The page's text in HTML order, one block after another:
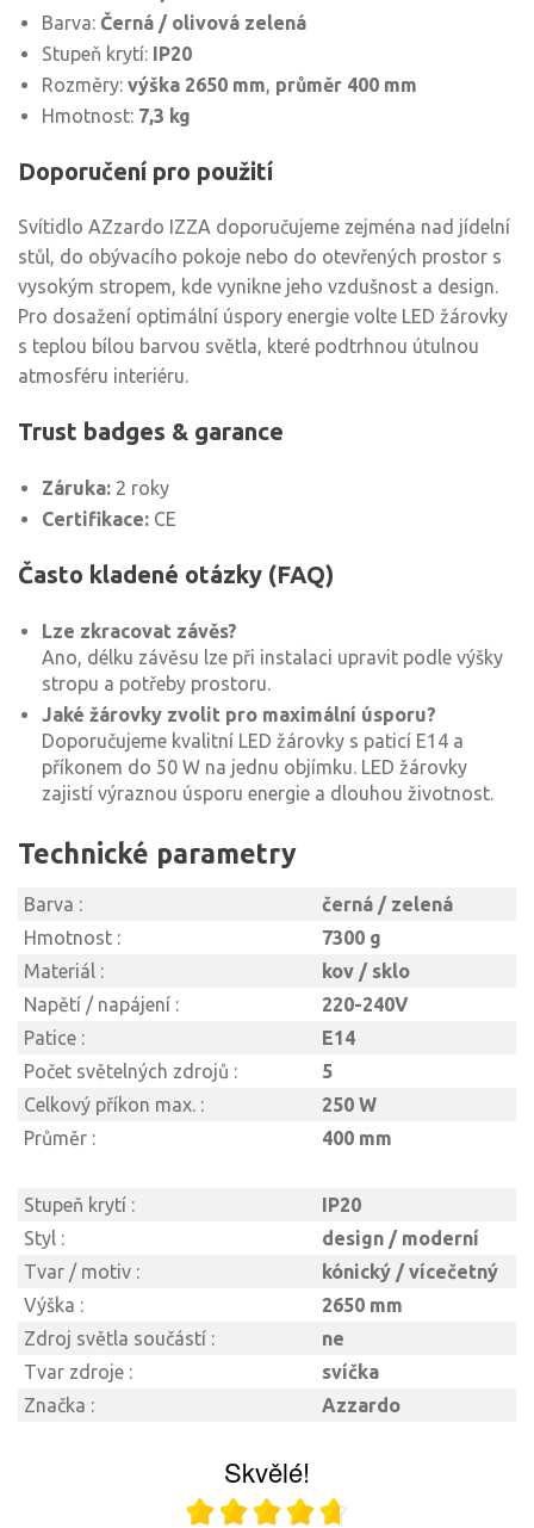
Barva: Černá / olivová zelená
Stupeň krytí: IP20
Rozměry: výška 2650 mm, průměr 400 mm
Hmotnost: 7,3 kg
Doporučení pro použití
Svítidlo AZzardo IZZA doporučujeme zejména nad jídelní
stůl, do obývacího pokoje nebo do otevřených prostor s
vysokým stropem, kde vynikne jeho vzdušnost a design.
Pro dosažení optimální úspory energie volte LED žárovky
s teplou bílou barvou světla, které podtrhnou útulnou
atmosféru interiéru.
Trust badges & garance
Záruka: 2 roky
Certifikace: CE
Často kladené otázky (FAQ)
Lze zkracovat závěs?
Ano, délku závěsu lze při instalaci upravit podle výšky
stropu a potřeby prostoru.
Jaké žárovky zvolit pro maximální úsporu?
Doporučujeme kvalitní LED žárovky s paticí E14 a
příkonem do 50 W na jednu objímku. LED žárovky
zajistí výraznou úsporu energie a dlouhou životnost.
Technické parametry
Barva :
černá / zelená
Hmotnost :
7300 g
Materiál :
kov / sklo
Napětí / napájení :
220-240V
Patice :
E14
Počet světelných zdrojů :
5
Celkový příkon max. :
250 W
Průměr :
400 mm
Stupeň krytí :
IP20
Styl :
design / moderní
Tvar / motiv :
kónický / vícečetný
Výška :
2650 mm
Zdroj světla součástí :
ne
Tvar zdroje :
svíčka
Značka :
Azzardo